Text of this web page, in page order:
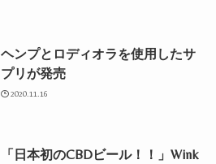
ヘンプとロディオラを使用したサ
プリが発売
2020.11.16
「日本初のCBDビール！！」Wink